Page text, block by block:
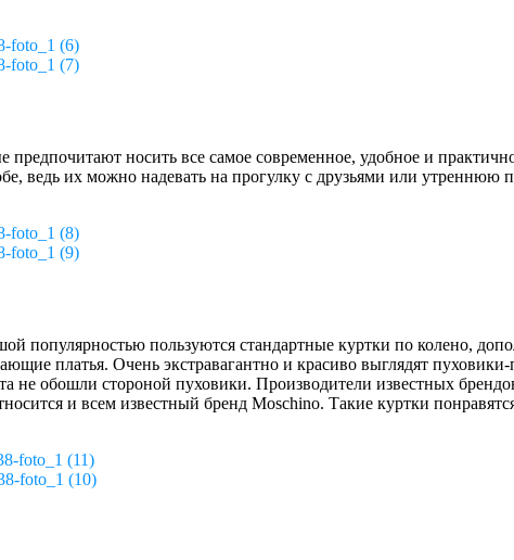
foto_1 (6)
foto_1 (7)
носить все самое современное, удобное и
ведь их можно надевать на прогулку с друзьями или
foto_1 (8)
foto_1 (9)
популярностью пользуются стандартные куртки по колено,
платья. Очень экстравагантно и красиво выглядят пуховики-
не обошли стороной пуховики. Производители известных
и всем известный бренд Moschino. Такие куртки
foto_1 (11)
foto_1 (10)